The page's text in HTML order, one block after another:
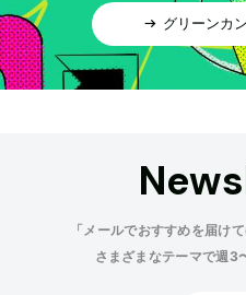
グリーンカ
「メールでおすすめを届け
さまざまなテーマで週3